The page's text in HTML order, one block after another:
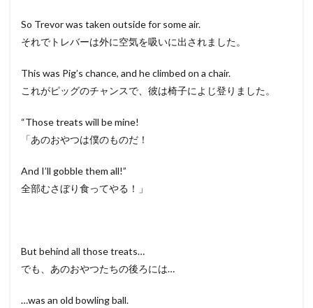
So Trevor was taken outside for some air.
それでトレバーは外に空気を吸いに出されました。
This was Pig’s chance, and he climbed on a chair.
これがピッグのチャンスで、彼は椅子によじ登りました。
“Those treats will be mine!
「あのおやつは僕のものだ！
And I’ll gobble them all!”
全部むさぼり食ってやる！」
But behind all those treats…
でも、あのおやつたちの後ろには…
…was an old bowling ball.